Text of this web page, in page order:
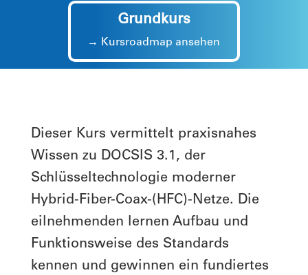
Grundkurs
→ Kursroadmap ansehen
Dieser Kurs vermittelt praxisnahes
Wissen zu DOCSIS 3.1, der
Schlüsseltechnologie moderner
Hybrid-Fiber-Coax-(HFC)-Netze. Die
eilnehmenden lernen Aufbau und
Funktionsweise des Standards
kennen und gewinnen ein fundiertes